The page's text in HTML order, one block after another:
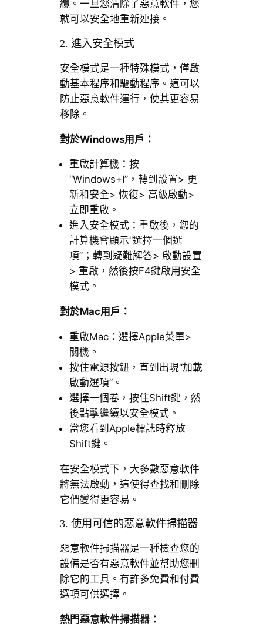
纜。一旦您清除了惡意軟件，您
就可以安全地重新連接。
2. 進入安全模式
安全模式是一種特殊模式，僅啟
動基本程序和驅動程序。這可以
防止惡意軟件運行，使其更容易
移除。
對於Windows用戶：
重啟計算機：按
“Windows+I”，轉到設置> 更
新和安全> 恢復> 高級啟動>
立即重啟。
進入安全模式：重啟後，您的
計算機會顯示“選擇一個選
項”；轉到疑難解答> 啟動設置
> 重啟，然後按F4鍵啟用安全
模式。
對於Mac用戶：
重啟Mac：選擇Apple菜單>
關機。
按住電源按鈕，直到出現“加載
啟動選項”。
選擇一個卷，按住Shift鍵，然
後點擊繼續以安全模式。
當您看到Apple標誌時釋放
Shift鍵。
在安全模式下，大多數惡意軟件
將無法啟動，這使得查找和刪除
它們變得更容易。
3. 使用可信的惡意軟件掃描器
惡意軟件掃描器是一種檢查您的
設備是否有惡意軟件並幫助您刪
除它的工具。有許多免費和付費
選項可供選擇。
熱門惡意軟件掃描器：